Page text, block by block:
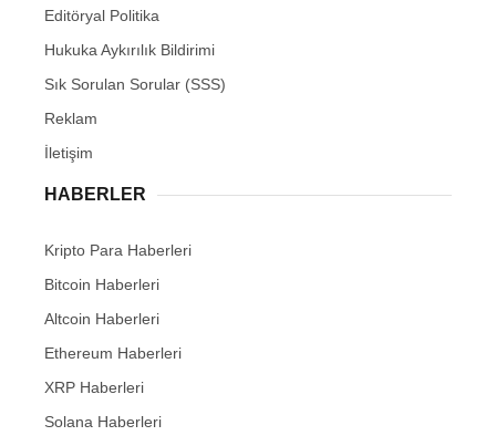
Editöryal Politika
Hukuka Aykırılık Bildirimi
Sık Sorulan Sorular (SSS)
Reklam
İletişim
HABERLER
Kripto Para Haberleri
Bitcoin Haberleri
Altcoin Haberleri
Ethereum Haberleri
XRP Haberleri
Solana Haberleri